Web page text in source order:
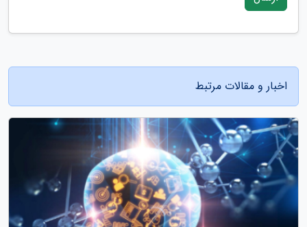
اخبار و مقالات مرتبط